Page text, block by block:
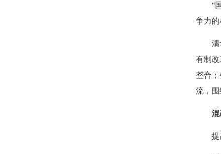
“国
争力的
清华
有制
整合
流，围
混
提高